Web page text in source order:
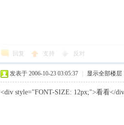
回复 支持 反对
发表于 2006-10-23 03:05:37 显示全部楼层
<div style="FONT-SIZE: 12px;">看看</